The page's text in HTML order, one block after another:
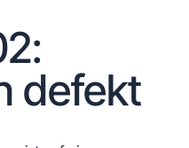
defekt